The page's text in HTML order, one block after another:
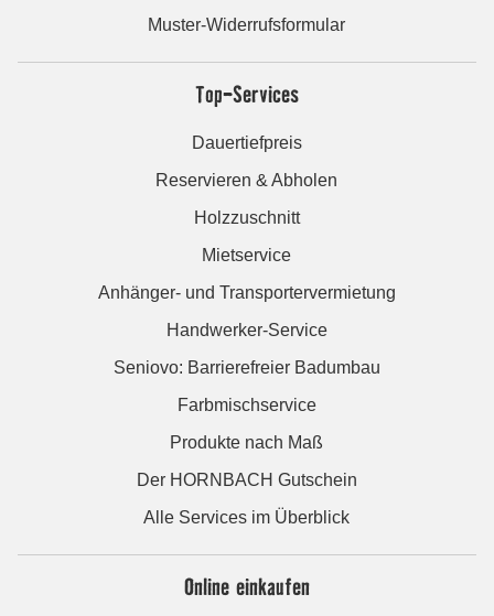
Muster-Widerrufsformular
Top-Services
Dauertiefpreis
Reservieren & Abholen
Holzzuschnitt
Mietservice
Anhänger- und Transportervermietung
Handwerker-Service
Seniovo: Barrierefreier Badumbau
Farbmischservice
Produkte nach Maß
Der HORNBACH Gutschein
Alle Services im Überblick
Online einkaufen